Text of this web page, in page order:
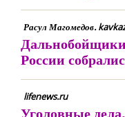
Расул Магомедов.
России
lifenews.ru
Уголовные